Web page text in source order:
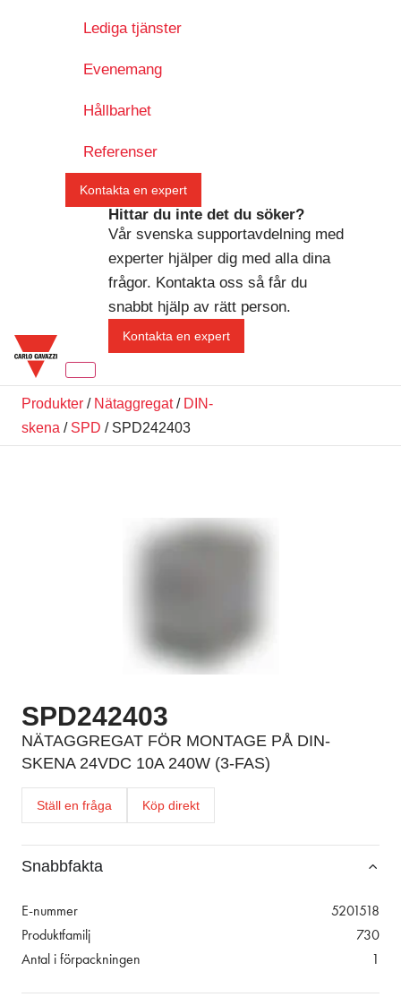
Lediga tjänster
Evenemang
Hållbarhet
Referenser
Kontakta en expert
Hittar du inte det du söker?
Vår svenska supportavdelning med
experter hjälper dig med alla dina
frågor. Kontakta oss så får du
snabbt hjälp av rätt person.
Kontakta en expert
Produkter / Nätaggregat/ DIN-
skena / SPD / SPD242403
SPD242403
NÄTAGGREGAT FÖR MONTAGE PÅ DIN-
SKENA 24VDC 10A 240W (3-FAS)
Ställ en fråga Köp direkt
Snabbfakta
E-nummer
5201518
Produktfamilj
730
Antal i förpackningen
1